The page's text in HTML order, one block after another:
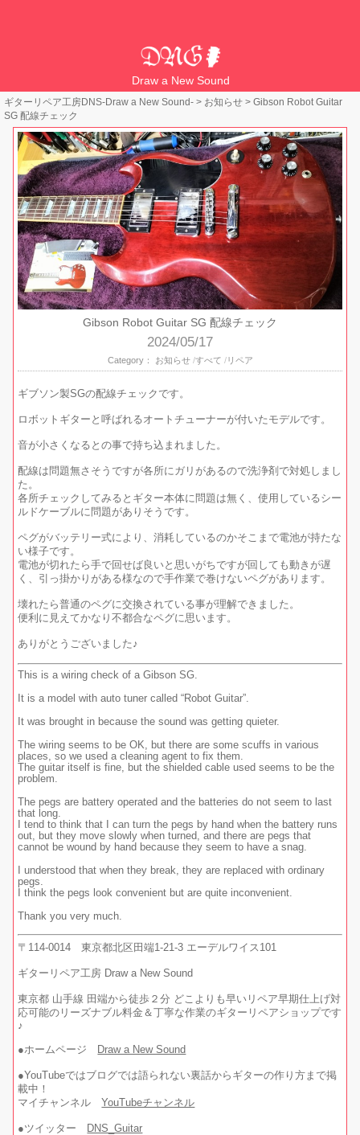
Draw a New Sound
ギターリペア工房DNS-Draw a New Sound- > お知らせ > Gibson Robot Guitar
SG 配線チェック
Gibson Robot Guitar SG 配線チェック
2024/05/17
Category： お知らせ すべて リペア
ギブソン製SGの配線チェックです。
ロボットギターと呼ばれるオートチューナーが付いたモデルです。
音が小さくなるとの事で持ち込まれました。
配線は問題無さそうですが各所にガリがあるので洗浄剤で対処しまし
た。
各所チェックしてみるとギター本体に問題は無く、使用しているシー
ルドケーブルに問題がありそうです。
ペグがバッテリー式により、消耗しているのかそこまで電池が持たな
い様子です。
電池が切れたら手で回せば良いと思いがちですが回しても動きが遅
く、引っ掛かりがある様なので手作業で巻けないペグがあります。
壊れたら普通のペグに交換されている事が理解できました。
便利に見えてかなり不都合なペグに思います。
ありがとうございました♪
This is a wiring check of a Gibson SG.
It is a model with auto tuner called “Robot Guitar”.
It was brought in because the sound was getting quieter.
The wiring seems to be OK, but there are some scuffs in various
places, so we used a cleaning agent to fix them.
The guitar itself is fine, but the shielded cable used seems to be the
problem.
The pegs are battery operated and the batteries do not seem to last
that long.
I tend to think that I can turn the pegs by hand when the battery runs
out, but they move slowly when turned, and there are pegs that
cannot be wound by hand because they seem to have a snag.
I understood that when they break, they are replaced with ordinary
pegs.
I think the pegs look convenient but are quite inconvenient.
Thank you very much.
〒114-0014 東京都北区田端1-21-3 エーデルワイス101
ギターリペア工房 Draw a New Sound
東京都 山手線 田端から徒歩２分 どこよりも早いリペア早期仕上げ対
応可能のリーズナブル料金＆丁寧な作業のギターリペアショップです
♪
●ホームページ Draw a New Sound
●YouTubeではブログでは語られない裏話からギターの作り方まで掲
載中！
マイチャンネルYouTubeチャンネル
●ツイッター DNS_Guitar